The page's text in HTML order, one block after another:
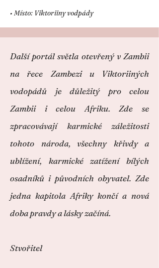
• Místo: Viktoriiny vodpády
Další portál světla otevřený v Zambii
na řece Zambezi u Viktoriiných
vodopádů je důležitý pro celou
Zambii i celou Afriku. Zde se
zpracovávají karmické záležitosti
tohoto národa, všechny křivdy a
ublížení, karmické zatížení bílých
osadníků i původních obyvatel. Zde
jedna kapitola Afriky končí a nová
doba pravdy a lásky začíná.
Stvořitel